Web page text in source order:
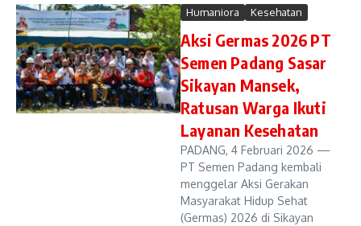
Humaniora Kesehatan
Aksi Germas 2026 PT
Semen Padang Sasar
Sikayan Mansek,
Ratusan Warga Ikuti
Layanan Kesehatan
PADANG, 4 Februari 2026 —
PT Semen Padang kembali
menggelar Aksi Gerakan
Masyarakat Hidup Sehat
(Germas) 2026 di Sikayan